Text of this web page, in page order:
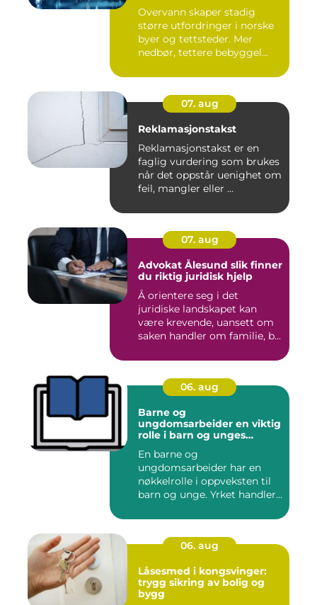
Overvann skaper stadig
større utfordringer i norske
byer og tettsteder. Mer
nedbør, tettere bebyggel...
07. aug
Reklamasjonstakst
Reklamasjonstakst er en
faglig vurdering som brukes
når det oppstår uenighet om
feil, mangler eller ...
07. aug
Advokat Ålesund slik finner
du riktig juridisk hjelp
Å orientere seg i det
juridiske landskapet kan
være krevende, uansett om
saken handler om familie, b...
06. aug
Barne og
ungdomsarbeider en viktig
rolle i barn og unges
En barne og
ungdomsarbeider har en
nøkkelrolle i oppveksten til
barn og unge. Yrket handler
06. aug
Låsesmed i kongsvinger:
trygg sikring av bolig og
bygg